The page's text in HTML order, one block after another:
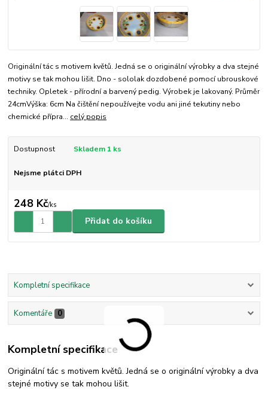
Originální tác s motivem květů. Jedná se o originální výrobky a dva stejné
motivy se tak mohou lišit. Dno - sololak dozdobené pomocí ubrouskové
techniky. Opletek - přírodní a barvený pedig. Výrobek je lakovaný. Průměr
24cmVýška: 6cm Na čištění nepoužívejte vodu ani jiné tekutiny nebo
chemické přípra... celý popis
Dostupnost Skladem 1 ks
Nejsme plátci DPH
248 Kč/ks
Přidat do košíku
Kompletní specifikace
Komentáře 0
Kompletní specifikace
Originální tác s motivem květů. Jedná se o originální výrobky a dva
stejné motivy se tak mohou lišit.